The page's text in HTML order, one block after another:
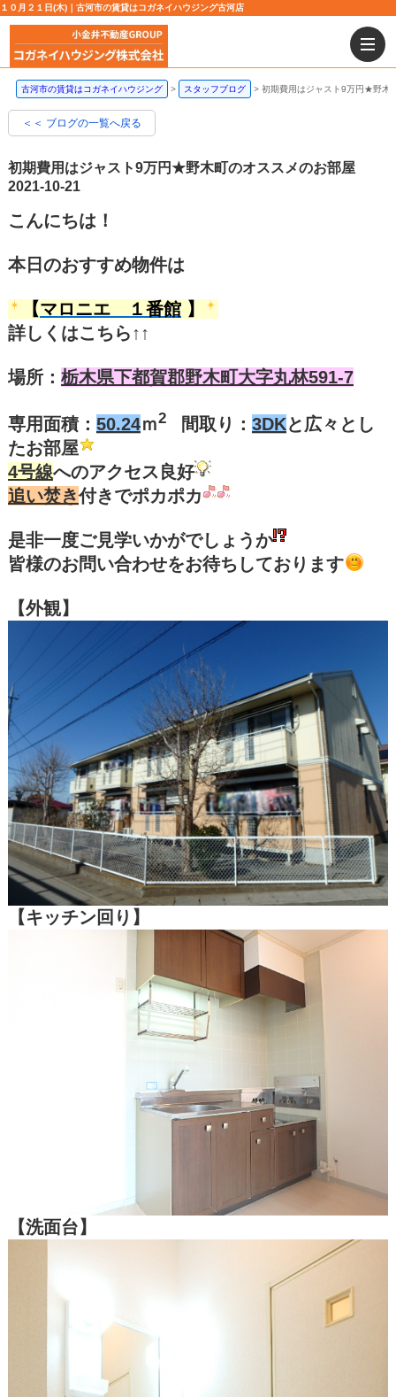
１０月２１日(木)｜古河市の賃貸はコガネイハウジング古河店
古河市の賃貸はコガネイハウジング スタッフブログ 初期費用はジャスト9万円★野木
＜＜ ブログの一覧へ戻る
初期費用はジャスト9万円★野木町のオススメのお部屋
2021-10-21
こんにちは！
本日のおすすめ物件は
【マロニエ １番館】
詳しくはこちら↑↑
場所： 栃木県下都賀郡野木町大字丸林591-7
専用面積： 50.24ｍ2 間取り： 3DKと広々とし
たお部屋
4号線へのアクセス良好
追い焚き付きでポカポカ
是非一度ご見学いかがでしょうか
皆様のお問い合わせをお待ちしております
【外観】
【キッチン回り】
【洗面台】